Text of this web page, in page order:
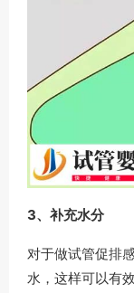
3、补充水分
对于做试管促排
水，这样可以有